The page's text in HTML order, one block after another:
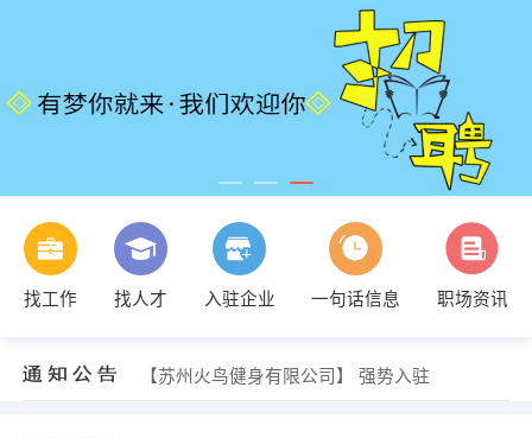
找工作 找人才 入驻企业 一句话信息 职场资讯
发布 [急聘：煮饭兼销售员 ] 招聘信息
【云浮市金管家环保科技有限公司】 强势入驻
【苏州火鸟健身有限公司】 强势入驻